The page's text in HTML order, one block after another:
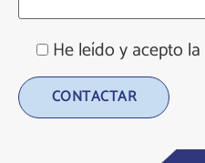
He leído y acepto la